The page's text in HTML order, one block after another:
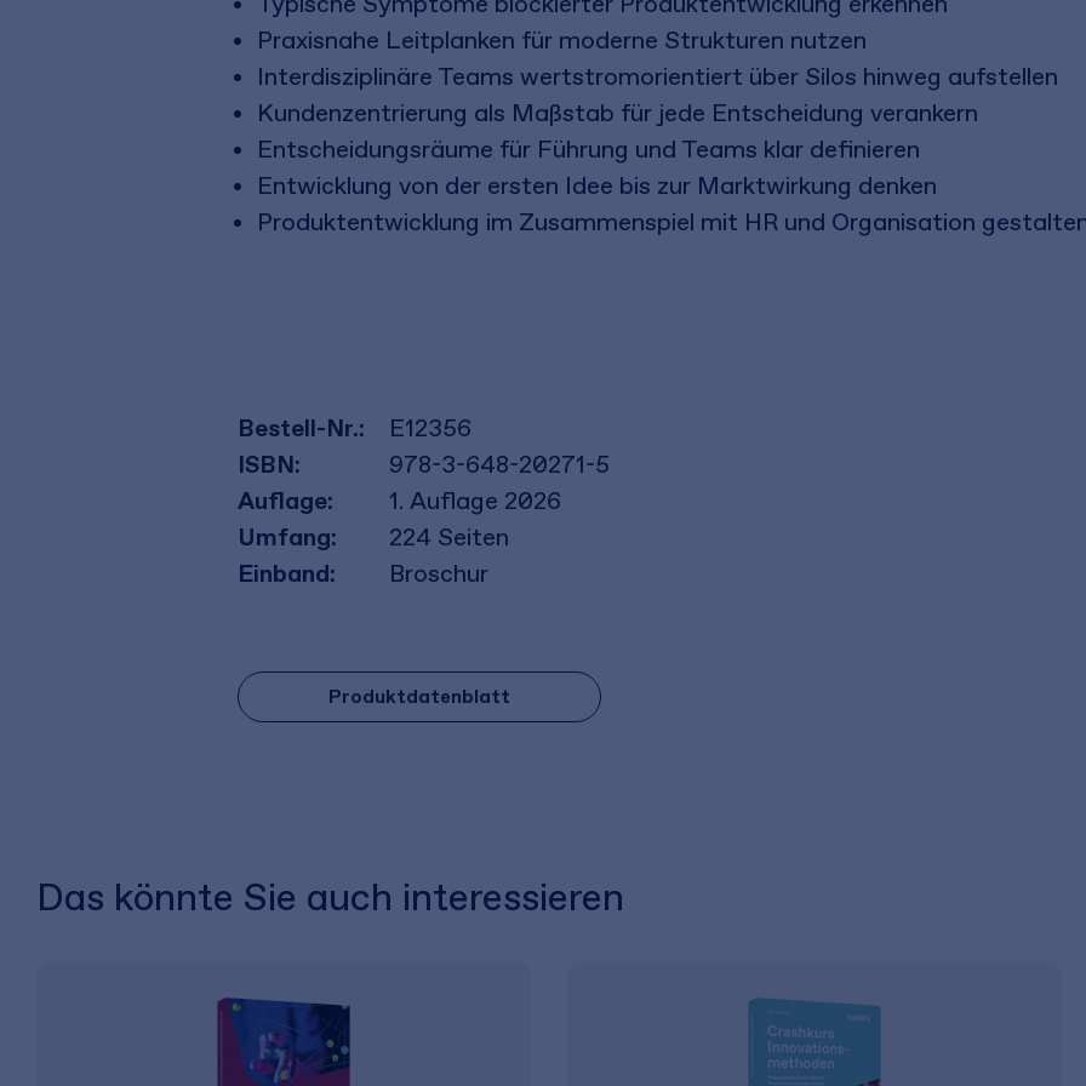
Praxisnahe Leitplanken für moderne Strukturen nutzen
Interdisziplinäre Teams wertstromorientiert über Silos hinweg aufstellen
Kundenzentrierung als Maßstab für jede Entscheidung verankern
Entscheidungsräume für Führung und Teams klar definieren
Entwicklung von der ersten Idee bis zur Marktwirkung denken
Produktentwicklung im Zusammenspiel mit HR und Organisation
Bestell-Nr.:
E12356
ISBN:
978-3-648-20271-5
Auflage:
1. Auflage 2026
Umfang:
224 Seiten
Einband:
Broschur
Produktdatenblatt
Das könnte Sie auch interessieren